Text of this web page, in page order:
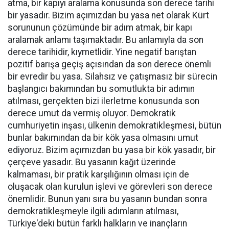
atma, bir kapıyı aralama konusunda son derece tarihi
bir yasadır. Bizim açımızdan bu yasa net olarak Kürt
sorununun çözümünde bir adım atmak, bir kapı
aralamak anlamı taşımaktadır. Bu anlamıyla da son
derece tarihidir, kıymetlidir. Yine negatif barıştan
pozitif barışa geçiş açısından da son derece önemli
bir evredir bu yasa. Silahsız ve çatışmasız bir sürecin
başlangıcı bakımından bu somutlukta bir adımın
atılması, gerçekten bizi ilerletme konusunda son
derece umut da vermiş oluyor. Demokratik
cumhuriyetin inşası, ülkenin demokratikleşmesi, bütün
bunlar bakımından da bir kök yasa olmasını umut
ediyoruz. Bizim açımızdan bu yasa bir kök yasadır, bir
çerçeve yasadır. Bu yasanın kağıt üzerinde
kalmaması, bir pratik karşılığının olması için de
oluşacak olan kurulun işlevi ve görevleri son derece
önemlidir. Bunun yanı sıra bu yasanın bundan sonra
demokratikleşmeyle ilgili adımların atılması,
Türkiye'deki bütün farklı halkların ve inançların